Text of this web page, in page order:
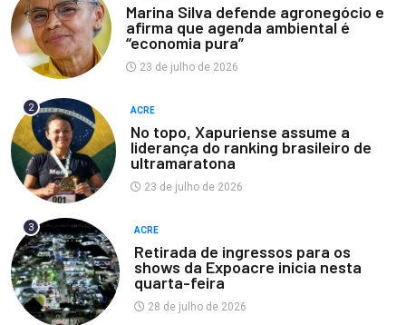
Marina Silva defende agronegócio e
afirma que agenda ambiental é
“economia pura”
23 de julho de 2026
2 ACRE
No topo, Xapuriense assume a
liderança do ranking brasileiro de
ultramaratona
23 de julho de 2026
3 ACRE
Retirada de ingressos para os
shows da Expoacre inicia nesta
quarta-feira
28 de julho de 2026